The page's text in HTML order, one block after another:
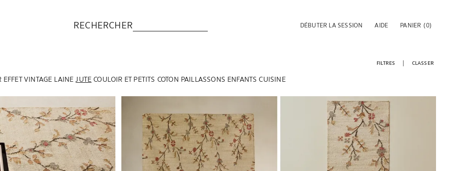
RECHERCHER DÉBUTER LA SESSION AIDE PANIER (0)
EFFET VINTAGE LAINE JUTE COULOIR ET PETITS COTON PAILLASSONS ENFANTS CUISINE
FILTRES CLASSER